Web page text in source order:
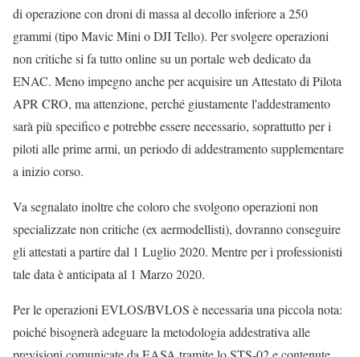
di operazione con droni di massa al decollo inferiore a 250
grammi (tipo Mavic Mini o DJI Tello). Per svolgere operazioni
non critiche si fa tutto online su un portale web dedicato da
ENAC. Meno impegno anche per acquisire un Attestato di Pilota
APR CRO, ma attenzione, perché giustamente l'addestramento
sarà più specifico e potrebbe essere necessario, soprattutto per i
piloti alle prime armi, un periodo di addestramento supplementare
a inizio corso.
Va segnalato inoltre che coloro che svolgono operazioni non
specializzate non critiche (ex aermodellisti), dovranno conseguire
gli attestati a partire dal 1 Luglio 2020. Mentre per i professionisti
tale data è anticipata al 1 Marzo 2020.
Per le operazioni EVLOS/BVLOS è necessaria una piccola nota:
poiché bisognerà adeguare la metodologia addestrativa alle